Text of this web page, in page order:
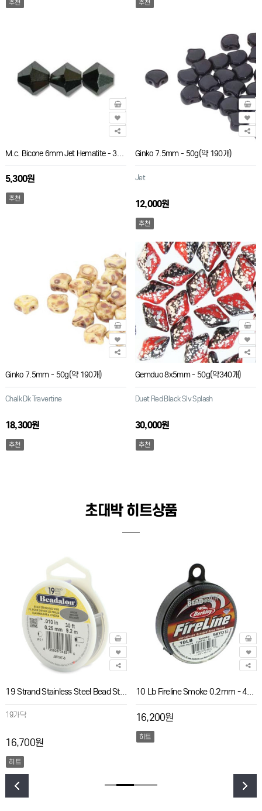
추천 추천
M.c. Bicone 6mm Jet Hematite - 36개
5,300원
추천
Ginko 7.5mm - 50g(약 190개)
Jet
12,000원
추천
Ginko 7.5mm - 50g(약 190개)
Chalk Dk Travertine
18,300원
추천
Gemduo 8x5mm - 50g(약340개)
Duet Red Black Slv Splash
30,000원
추천
초대박 히트상품
19 Strand Stainless Steel Bead Stringing Wire 0.25mm - 9.2m
19가닥
16,700원
히트
10 Lb Fireline Smoke 0.2mm - 45m
16,200원
히트